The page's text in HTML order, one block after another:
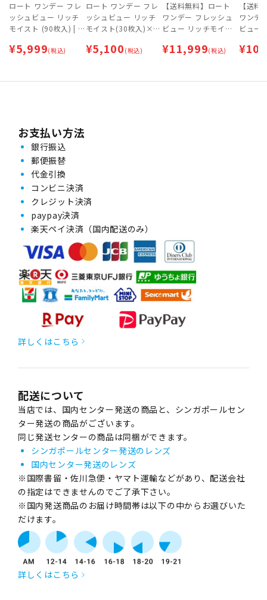
ロート ワンデー フレ
ッシュビュー リッチ
モイスト (90枚入) | 1
プ）
¥5,999(税込)
ロート ワンデー フレ
ッシュビュー リッチ
モイスト(30枚入)×2
| 1day（1日交換タイ
¥5,100 (税込)
【送料無料】ロート
ワンデー フレッシュ
ビュー リッチモイス
ト [約3ヶ月分] | 1day
¥11,999(税込)
【送料
ワンデ
ビュー
ト [約2
¥
お支払い方法
銀行振込
郵便振替
代金引換
コンビニ決済
クレジット決済
paypay決済
楽天ペイ決済（国内配送のみ）
詳しくはこちら
配送について
当店では、国内センター発送の商品と、シンガポールセン
ター発送の商品がございます。
同じ発送センターの商品は同梱ができます。
シンガポールセンター発送のレンズ
国内センター発送のレンズ
※国際書留・佐川急便・ヤマト運輸などがあり、配送会社
の指定はできませんのでご了承下さい。
※国内発送商品のお届け時間帯は以下の中からお選びいた
だけます。
詳しくはこちら